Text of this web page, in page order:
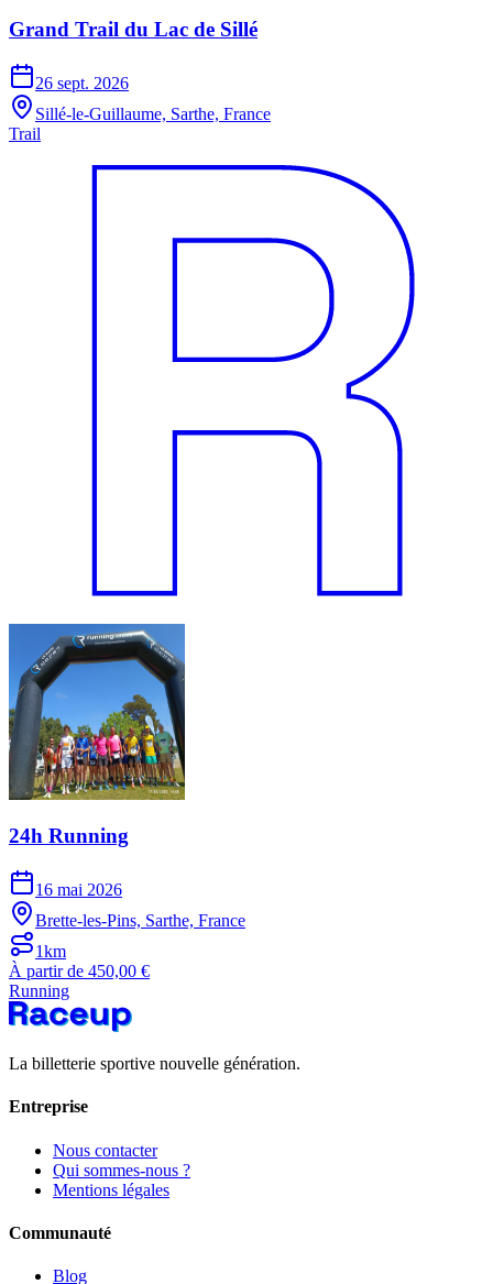
Grand Trail du Lac de Sillé
26 sept. 2026
Sillé-le-Guillaume, Sarthe, France
Trail
24h Running
16 mai 2026
Brette-les-Pins, Sarthe, France
1km
À partir de 450,00 €
Running
La billetterie sportive nouvelle génération.
Entreprise
Nous contacter
Qui sommes-nous ?
Mentions légales
Communauté
Blog